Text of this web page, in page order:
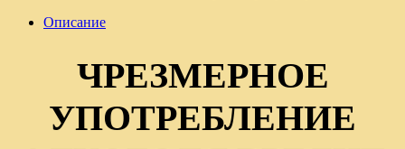
Описание
ЧРЕЗМЕРНОЕ
УПОТРЕБЛЕНИЕ